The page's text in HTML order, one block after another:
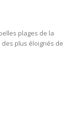
plages de la
plus éloignés de